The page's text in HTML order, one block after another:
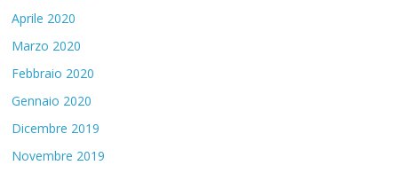
Aprile 2020
Marzo 2020
Febbraio 2020
Gennaio 2020
Dicembre 2019
Novembre 2019